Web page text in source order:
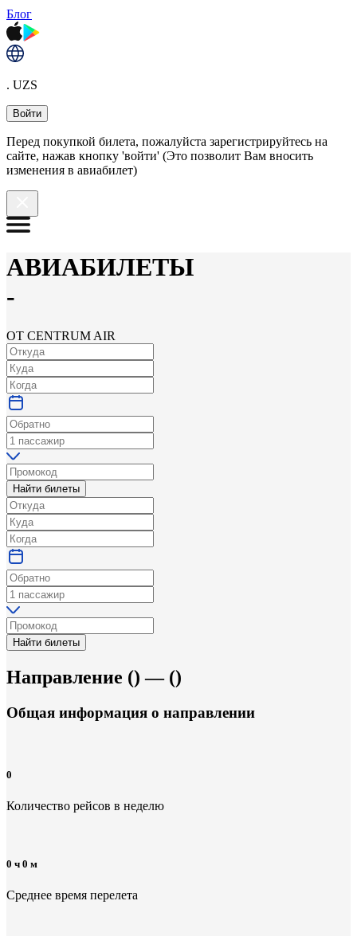
Блог
. UZS
Войти
Перед покупкой билета, пожалуйста зарегистрируйтесь на
сайте, нажав кнопку 'войти' (Это позволит Вам вносить
изменения в авиабилет)
АВИАБИЛЕТЫ
-
ОТ CENTRUM AIR
Найти билеты
Найти билеты
Направление () — ()
Общая информация о направлении
0
Количество рейсов в неделю
0 ч 0 м
Среднее время перелета